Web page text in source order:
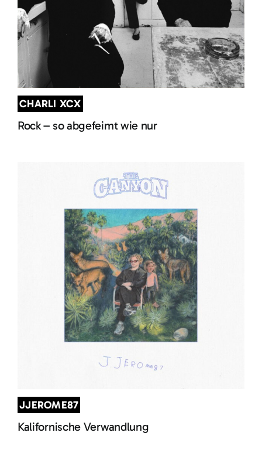
CHARLI XCX
Rock – so abgefeimt wie nur
JJEROME87
Kalifornische Verwandlung